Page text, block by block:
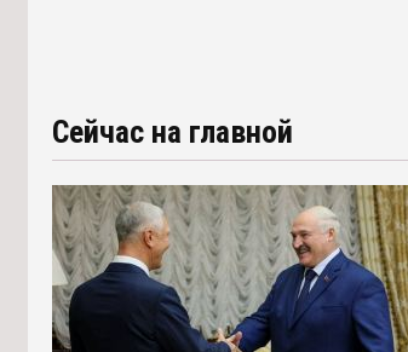
Сейчас на главной